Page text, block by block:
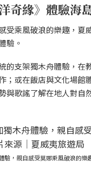
奇緣》體驗海
受乘風破浪的樂趣，夏
驗。
的支架獨木舟體驗，在
；或在飯店與文化場館
與歌謠了解在地人對自
驗，親自感受莫娜乘風破浪的樂